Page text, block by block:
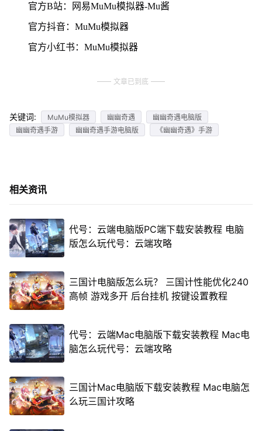
官方B站：网易MuMu模拟器-Mu酱
官方抖音：MuMu模拟器
官方小红书：MuMu模拟器
文章已到底
关键词: MuMu模拟器 幽幽奇遇
幽幽奇遇电脑版
幽幽奇遇手游
幽幽奇遇手游电脑版 《幽幽奇遇》手游
相关资讯
代号：云端电脑版PC端下载安装教程 电脑
版怎么玩代号：云端攻略
三国计电脑版怎么玩？ 三国计性能优化240
高帧 游戏多开 后台挂机 按键设置教程
代号：云端Mac电脑版下载安装教程 Mac电
脑怎么玩代号：云端攻略
三国计Mac电脑版下载安装教程 Mac电脑怎
么玩三国计攻略